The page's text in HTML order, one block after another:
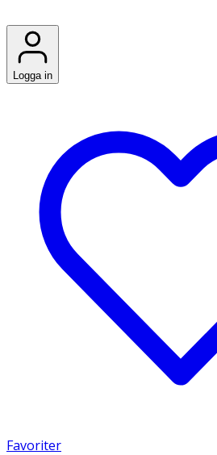
Logga in
Favoriter